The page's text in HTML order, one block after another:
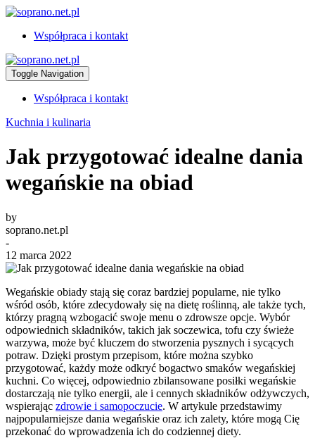
Współpraca i kontakt
Toggle Navigation
Współpraca i kontakt
Kuchnia i kulinaria
Jak przygotować idealne dania
wegańskie na obiad
by
soprano.net.pl
-
12 marca 2022
Wegańskie obiady stają się coraz bardziej popularne, nie tylko
wśród osób, które zdecydowały się na dietę roślinną, ale także tych,
którzy pragną wzbogacić swoje menu o zdrowsze opcje. Wybór
odpowiednich składników, takich jak soczewica, tofu czy świeże
warzywa, może być kluczem do stworzenia pysznych i sycących
potraw. Dzięki prostym przepisom, które można szybko
przygotować, każdy może odkryć bogactwo smaków wegańskiej
kuchni. Co więcej, odpowiednio zbilansowane posiłki wegańskie
dostarczają nie tylko energii, ale i cennych składników odżywczych,
wspierając zdrowie i samopoczucie. W artykule przedstawimy
najpopularniejsze dania wegańskie oraz ich zalety, które mogą Cię
przekonać do wprowadzenia ich do codziennej diety.